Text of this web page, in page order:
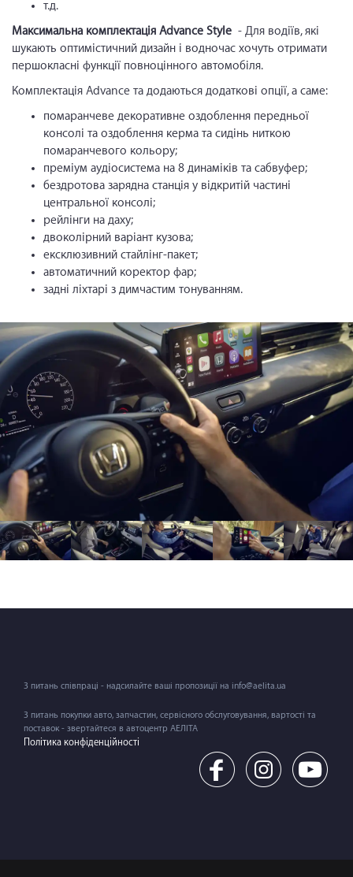
т.д.
Максимальна комплектація Advance Style - Для водіїв, які
шукають оптимістичний дизайн і водночас хочуть отримати
першокласні функції повноцінного автомобіля.
Комплектація Advance та додаються додаткові опції, а саме:
помаранчеве декоративне оздоблення передньої
консолі та оздоблення керма та сидінь ниткою
помаранчевого кольору;
преміум аудіосистема на 8 динаміків та сабвуфер;
бездротова зарядна станція у відкритій частині
центральної консолі;
рейлінги на даху;
двоколірний варіант кузова;
ексклюзивний стайлінг-пакет;
автоматичний коректор фар;
задні ліхтарі з димчастим тонуванням.
З питань співпраці - надсилайте ваші пропозиції на info@aelita.ua
З питань покупки авто, запчастин, сервісного обслуговування, вартості та
поставок - звертайтеся в автоцентр АЕЛІТА
Політика конфіденційності